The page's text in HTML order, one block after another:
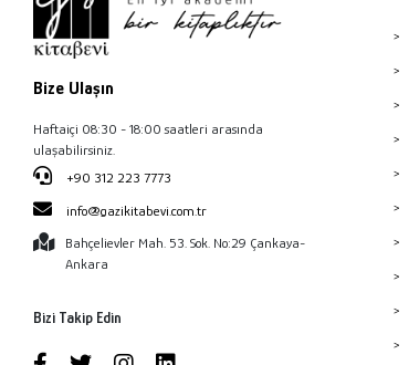
Bize Ulaşın
Haftaiçi 08:30 - 18:00 saatleri arasında
ulaşabilirsiniz.
+90 312 223 7773
info@gazikitabevi.com.tr
Bahçelievler Mah. 53. Sok. No:29 Çankaya-
Ankara
Bizi Takip Edin